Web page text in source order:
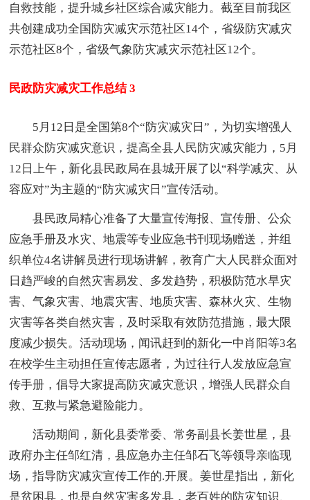
自救技能，提升城乡社区综合减灾能力。截至目前我区
共创建成功全国防灾减灾示范社区14个，省级防灾减灾
示范社区8个，省级气象防灾减灾示范社区12个。
民政防灾减灾工作总结 3
5月12日是全国第8个“防灾减灾日”，为切实增强人
民群众防灾减灾意识，提高全县人民防灾减灾能力，5月
12日上午，新化县民政局在县城开展了以“科学减灾、从
容应对”为主题的“防灾减灾日”宣传活动。
县民政局精心准备了大量宣传海报、宣传册、公众
应急手册及水灾、地震等专业应急书刊现场赠送，并组
织单位4名讲解员进行现场讲解，教育广大人民群众面对
日趋严峻的自然灾害易发、多发趋势，积极防范水旱灾
害、气象灾害、地震灾害、地质灾害、森林火灾、生物
灾害等各类自然灾害，及时采取有效防范措施，最大限
度减少损失。活动现场，闻讯赶到的新化一中肖阳等3名
在校学生主动担任宣传志愿者，为过往行人发放应急宣
传手册，倡导大家提高防灾减灾意识，增强人民群众自
救、互救与紧急避险能力。
活动期间，新化县委常委、常务副县长姜世星，县
政府办主任邹红清，县应急办主任邹石飞等领导亲临现
场，指导防灾减灾宣传工作的.开展。姜世星指出，新化
是贫困县，也是自然灾害多发县，老百姓的防灾知识、